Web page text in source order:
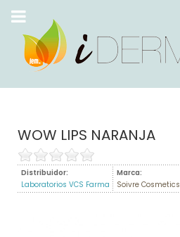
WOW LIPS NARANJA
Distribuidor:
Laboratorios VCS Farma
Marca:
Soivre Cosmetics